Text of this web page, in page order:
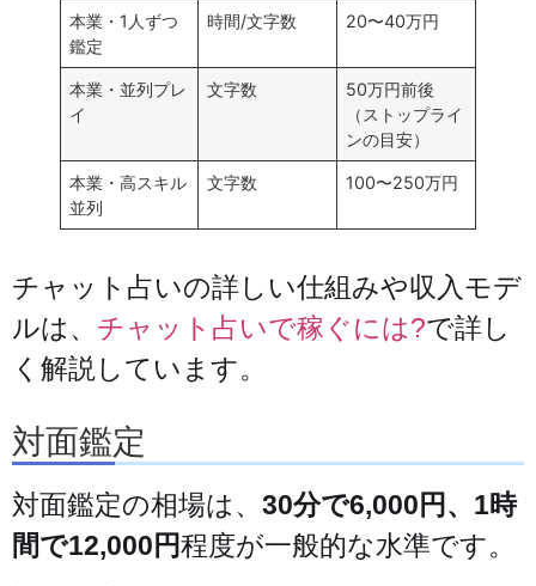
本業・1人ずつ
鑑定
時間/文字数 20〜40万円
本業・並列プレ
イ
文字数
50万円前後
（ストップライ
ンの目安）
本業・高スキル
並列
文字数 100〜250万円
チャット占いの詳しい仕組みや収入モデ
ルは、 チャット占いで稼ぐには?で詳し
く解説しています。
対面鑑定
対面鑑定の相場は、 30分で6,000円、1時
間で12,000円程度が一般的な水準です。